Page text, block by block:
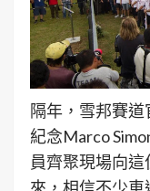
隔年，雪邦賽
紀念Marco
員齊聚現場向